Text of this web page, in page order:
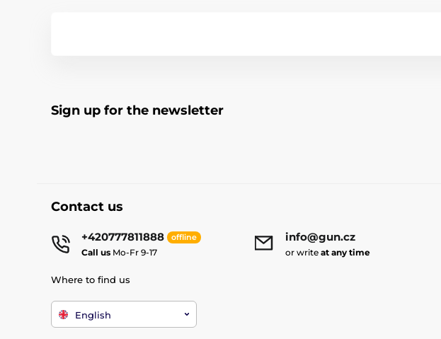
Sign up for the newsletter
Contact us
+420777811888 offline
Call us Mo-Fr 9-17
info@gun.cz
or write at any time
Where to find us
English